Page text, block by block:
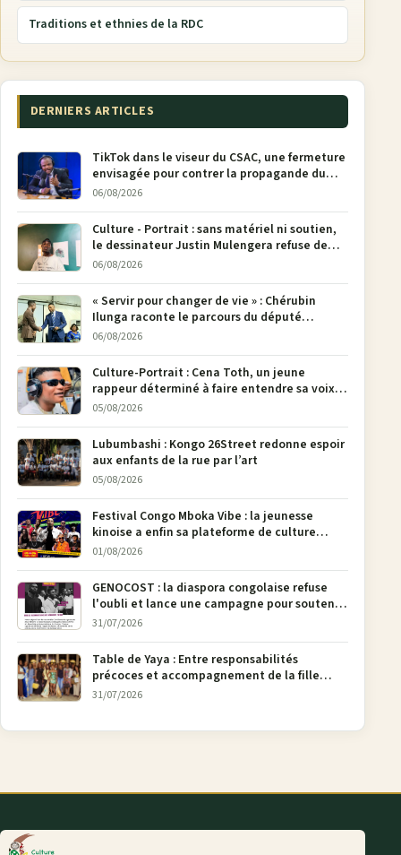
Traditions et ethnies de la RDC
DERNIERS ARTICLES
TikTok dans le viseur du CSAC, une fermeture
envisagée pour contrer la propagande du
M23
06/08/2026
Culture - Portrait : sans matériel ni soutien,
le dessinateur Justin Mulengera refuse de
poser son crayon
06/08/2026
« Servir pour changer de vie » : Chérubin
Ilunga raconte le parcours du député
national Jethro Muyombi Tshimbu en 137
06/08/2026
Culture-Portrait : Cena Toth, un jeune
rappeur déterminé à faire entendre sa voix à
Bunia
05/08/2026
Lubumbashi : Kongo 26Street redonne espoir
aux enfants de la rue par l’art
05/08/2026
Festival Congo Mboka Vibe : la jeunesse
kinoise a enfin sa plateforme de culture
urbaine
01/08/2026
GENOCOST : la diaspora congolaise refuse
l'oubli et lance une campagne pour soutenir
la pétition FONAREV depuis Bruxelles
31/07/2026
Table de Yaya : Entre responsabilités
précoces et accompagnement de la fille
aînée, la diaspora en débat
31/07/2026